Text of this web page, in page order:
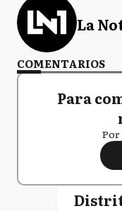
La
COMENTARIOS
Para